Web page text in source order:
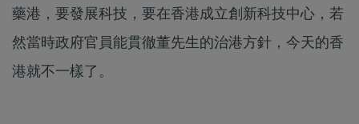
藥港，要發展科技，要在香港成立創新科技中心，若
然當時政府官員能貫徹董先生的治港方針，今天的香
港就不一樣了。